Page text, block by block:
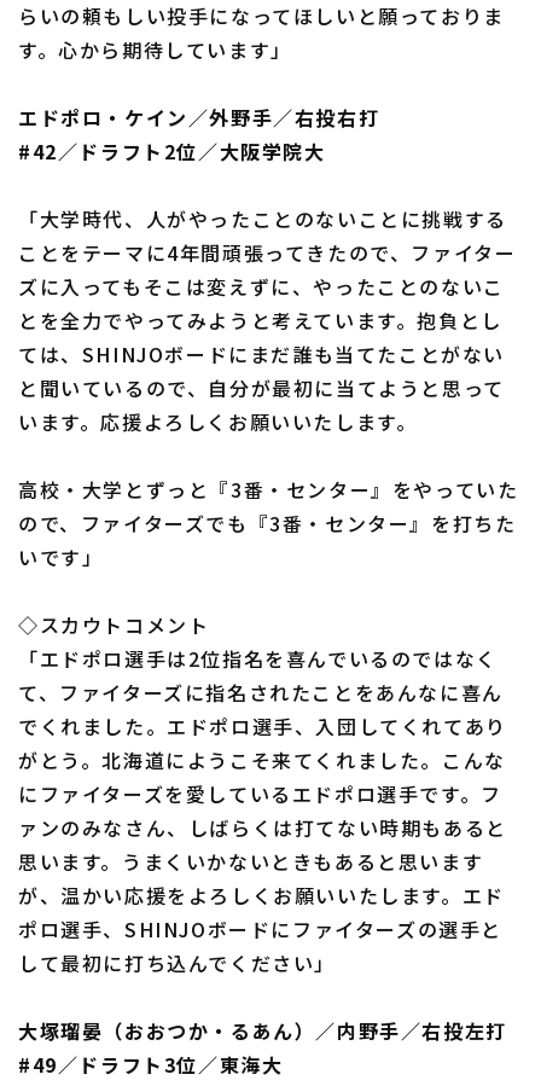
らいの頼もしい投手になってほしいと願っておりま
す。心から期待しています」
エドポロ・ケイン／外野手／右投右打
#42／ドラフト2位／大阪学院大
「大学時代、人がやったことのないことに挑戦する
ことをテーマに4年間頑張ってきたので、ファイター
ズに入ってもそこは変えずに、やったことのないこ
とを全力でやってみようと考えています。抱負とし
ては、SHINJOボードにまだ誰も当てたことがない
と聞いているので、自分が最初に当てようと思って
います。応援よろしくお願いいたします。
高校・大学とずっと『3番・センター』をやっていた
ので、ファイターズでも『3番・センター』を打ちた
いです」
◇スカウトコメント
「エドポロ選手は2位指名を喜んでいるのではなく
て、ファイターズに指名されたことをあんなに喜ん
でくれました。エドポロ選手、入団してくれてあり
がとう。北海道にようこそ来てくれました。こんな
にファイターズを愛しているエドポロ選手です。フ
ァンのみなさん、しばらくは打てない時期もあると
思います。うまくいかないときもあると思います
が、温かい応援をよろしくお願いいたします。エド
ポロ選手、SHINJOボードにファイターズの選手と
して最初に打ち込んでください」
大塚瑠晏（おおつか・るあん）／内野手／右投左打
#49／ドラフト3位／東海大